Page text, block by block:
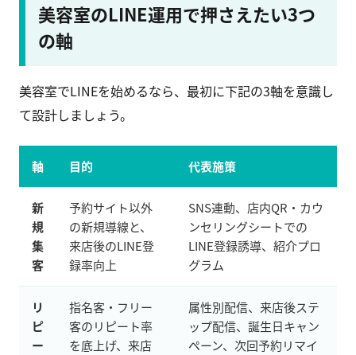
美容室のLINE運用で押さえたい3つ
の軸
美容室でLINEを始めるなら、最初に下記の3軸を意識し
て設計しましょう。
軸 目的 代表施策
新
規
集
客
予約サイト以外
の新規導線と、
来店後のLINE登
録率向上
SNS連動、店内QR・カウ
ンセリングシートでの
LINE登録誘導、紹介プロ
グラム
リ
ピ
ー
指名客・フリー
客のリピート率
を底上げ、来店
属性別配信、来店後ステ
ップ配信、誕生日キャン
ペーン、次回予約リマイ